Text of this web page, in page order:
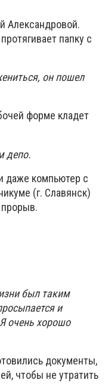
Александровой.
папку с
он пошел
форме кладет
депо.
даже компьютер с
(г. Славянск)
был таким
и
очень хорошо
документы,
чтобы не утратить